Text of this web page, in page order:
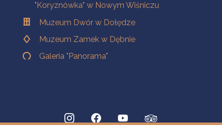
"Koryznówka" w Nowym Wiśniczu
Muzeum Dwór w Dołędze
Muzeum Zamek w Dębnie
Galeria "Panorama"